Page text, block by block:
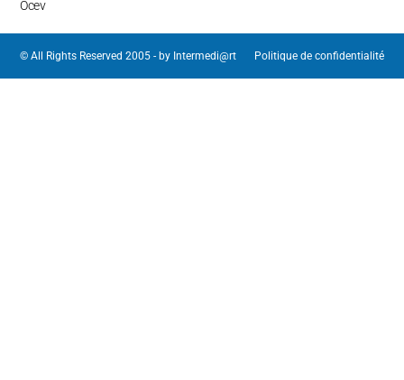
Ocev
© All Rights Reserved 2005 - by Intermedi@rt Politique de confidentialité